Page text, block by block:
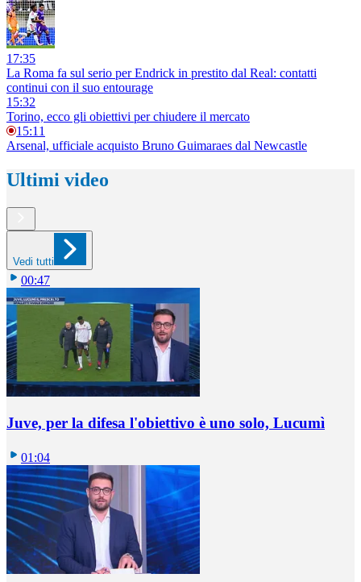
17:35
La Roma fa sul serio per Endrick in prestito dal Real: contatti
continui con il suo entourage
15:32
Torino, ecco gli obiettivi per chiudere il mercato
15:11
Arsenal, ufficiale acquisto Bruno Guimaraes dal Newcastle
Ultimi video
Vedi tutti
00:47
Juve, per la difesa l'obiettivo è uno solo, Lucumì
01:04